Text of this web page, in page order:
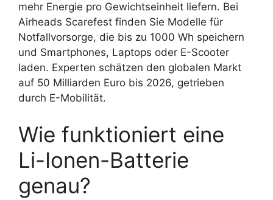
mehr Energie pro Gewichtseinheit liefern. Bei
Airheads Scarefest finden Sie Modelle für
Notfallvorsorge, die bis zu 1000 Wh speichern
und Smartphones, Laptops oder E-Scooter
laden. Experten schätzen den globalen Markt
auf 50 Milliarden Euro bis 2026, getrieben
durch E-Mobilität.
Wie funktioniert eine
Li-Ionen-Batterie
genau?